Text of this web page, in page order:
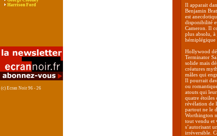
Harrison Ford
(c) Ecran Noir 96 - 26
Il apparait
Benjamin
est
disponibilité
Cameron. Il
plus absolu,
hémiplégique
Hollywood
Terminator
solide mais
créatures
mâles qui
Il pourrait
ou
atouts qui
quatre étoiles
révélation de
partout ne le
Worthington
tout vendu et
s’autorisant
irréversible.